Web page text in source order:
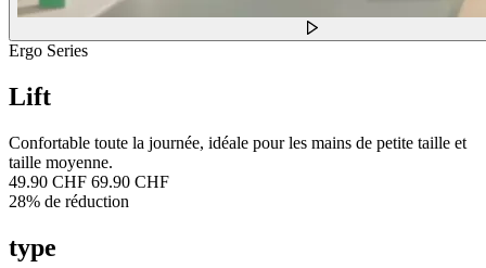
Ergo Series
Lift
Confortable toute la journée, idéale pour les mains de petite taille et
taille moyenne.
49.90 CHF 69.90 CHF
28% de réduction
type